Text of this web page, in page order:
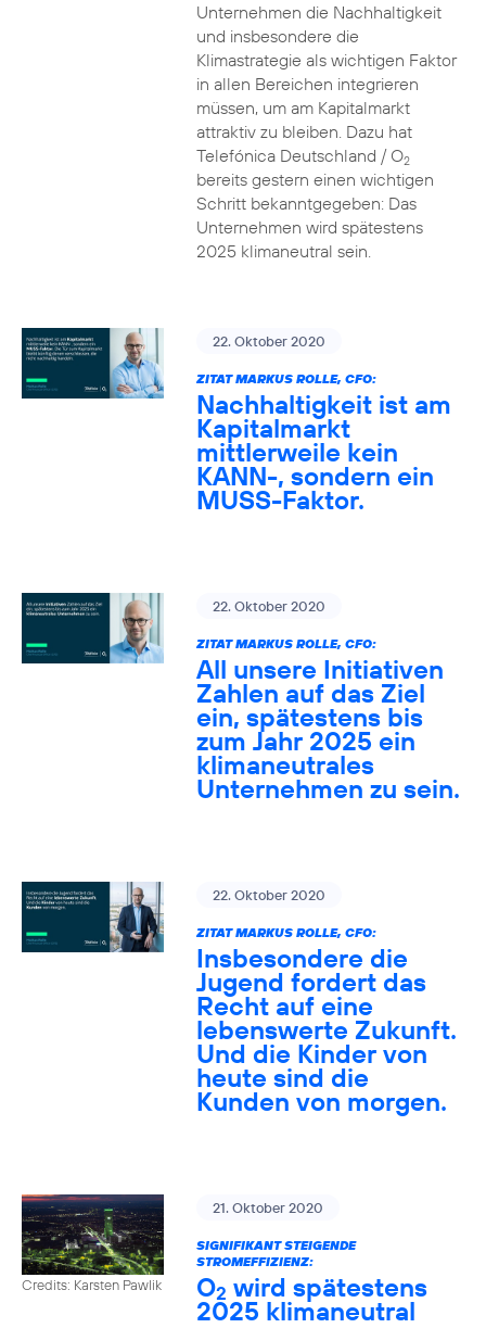
Unternehmen die Nachhaltigkeit
und insbesondere die
Klimastrategie als wichtigen Faktor
in allen Bereichen integrieren
müssen, um am Kapitalmarkt
attraktiv zu bleiben. Dazu hat
Telefónica Deutschland / O2
bereits gestern einen wichtigen
Schritt bekanntgegeben: Das
Unternehmen wird spätestens
2025 klimaneutral sein.
22. Oktober 2020
ZITAT MARKUS ROLLE, CFO:
Nachhaltigkeit ist am
Kapitalmarkt
mittlerweile kein
KANN-, sondern ein
MUSS-Faktor.
22. Oktober 2020
ZITAT MARKUS ROLLE, CFO:
All unsere Initiativen
Zahlen auf das Ziel
ein, spätestens bis
zum Jahr 2025 ein
klimaneutrales
Unternehmen zu sein.
22. Oktober 2020
ZITAT MARKUS ROLLE, CFO:
Insbesondere die
Jugend fordert das
Recht auf eine
lebenswerte Zukunft.
Und die Kinder von
heute sind die
Kunden von morgen.
Credits: Karsten Pawlik
21. Oktober 2020
SIGNIFIKANT STEIGENDE
STROMEFFIZIENZ:
O2 wird spätestens
2025 klimaneutral